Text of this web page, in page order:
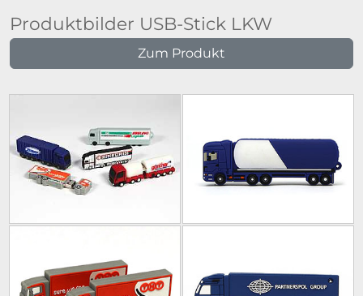
Produktbilder USB-Stick LKW
Zum Produkt